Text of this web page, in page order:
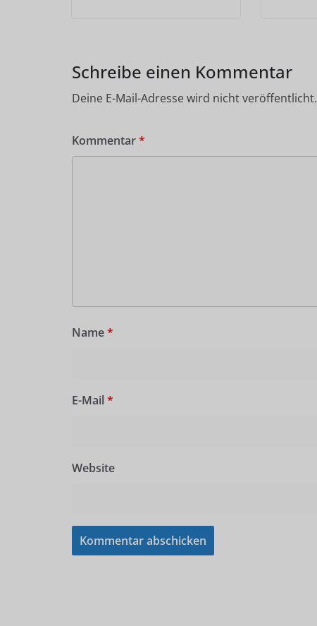
Schreibe einen Kommentar
Deine E-Mail-Adresse wird nicht veröffentlicht.
Kommentar*
Name*
E-Mail *
Website